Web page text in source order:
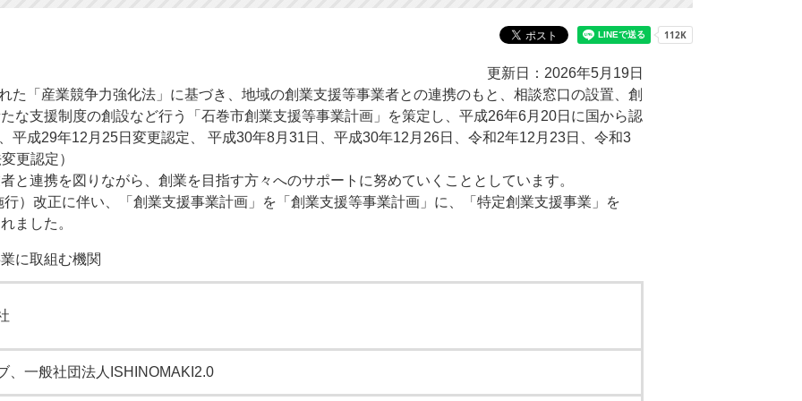
更新日：2026年5月19日
た「産業競争力強化法」に基づき、地域の創業支援等事業者との連携のもと、相談窓口の設置、創
な支援制度の創設など行う「石巻市創業支援等事業計画」を策定し、平成26年6月20日に国から認
平成29年12月25日変更認定、 平成30年8月31日、平成30年12月26日、令和2年12月23日、令和3
更認定）
と連携を図りながら、創業を目指す方々へのサポートに努めていくこととしています。
）改正に伴い、「創業支援事業計画」を「創業支援等事業計画」に、「特定創業支援事業」を
ました。
に取組む機関
、一般社団法人ISHINOMAKI2.0